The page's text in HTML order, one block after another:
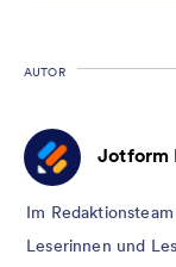
AUTOR
Jotform
Im
Leserinnen und